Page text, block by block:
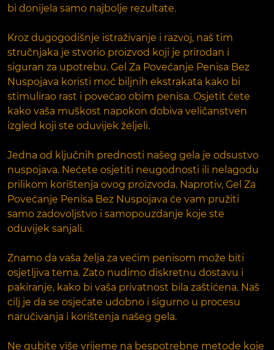
bi donijela samo najbolje rezultate.
Kroz dugogodišnje istraživanje i razvoj, naš tim
stručnjaka je stvorio proizvod koji je prirodan i
siguran za upotrebu. Gel Za Povećanje Penisa Bez
Nuspojava koristi moć biljnih ekstrakata kako bi
stimulirao rast i povećao obim penisa. Osjetit ćete
kako vaša muškost napokon dobiva veličanstven
izgled koji ste oduvijek željeli.
Jedna od ključnih prednosti našeg gela je odsustvo
nuspojava. Nećete osjetiti neugodnosti ili nelagodu
prilikom korištenja ovog proizvoda. Naprotiv, Gel Za
Povećanje Penisa Bez Nuspojava će vam pružiti
samo zadovoljstvo i samopouzdanje koje ste
oduvijek sanjali.
Znamo da vaša želja za većim penisom može biti
osjetljiva tema. Zato nudimo diskretnu dostavu i
pakiranje, kako bi vaša privatnost bila zaštićena. Naš
cilj je da se osjećate udobno i sigurno u procesu
naručivanja i korištenja našeg gela.
Ne gubite više vrijeme na bespotrebne metode koje